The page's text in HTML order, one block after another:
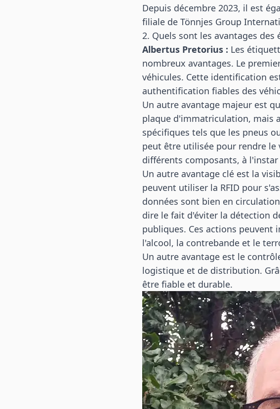
Depuis décembre 2023, il est
filiale de Tönnjes Group
2. Quels sont les avantages
Albertus Pretorius : Les
nombreux avantages. Le
véhicules. Cette identification
authentification fiables des
Un autre avantage majeur est
plaque d'immatriculation, mais
spécifiques tels que les pneus
peut être utilisée pour rendre le
différents composants, à
Un autre avantage clé est la
peuvent utiliser la RFID pour
données sont bien en
dire le fait d'éviter la détection
publiques. Ces actions peuvent
l'alcool, la contrebande et le
Un autre avantage est le
logistique et de distribution.
être fiable et durable.